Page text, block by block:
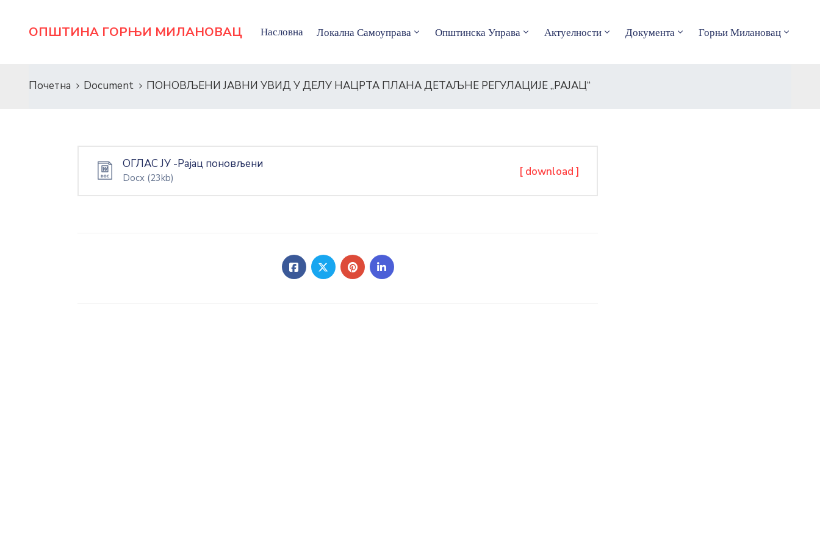
ОПШТИНА ГОРЊИ МИЛАНОВАЦ Насловна Локална Самоуправа Општинска Управа Актуелности Документа Горњи Милановац
Почетна Document ПОНОВЉЕНИ ЈАВНИ УВИД У ДЕЛУ НАЦРТА ПЛАНА ДЕТАЉНЕ РЕГУЛАЦИЈЕ „РАЈАЦ“
ОГЛАС ЈУ -Рајац поновљени
Docx (23kb) [ download ]